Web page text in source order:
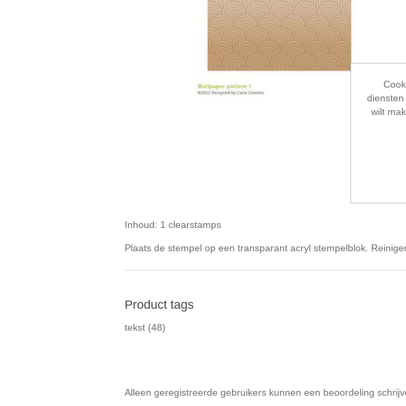
Inhoud: 1 clearstamps
Plaats de stempel op een transparant acryl stempelblok.
Product tags
tekst (48)
Alleen geregistreerde gebruikers kunnen een beoordeling
wilt